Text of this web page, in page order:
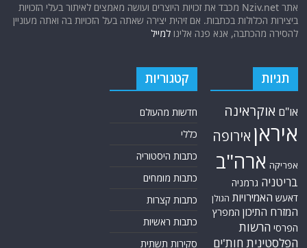
אתר Nziv.net מכבד את זכויות היוצרים ועושה מאמצים לאיתור בעלי הזכויות
ביצירות הכלולות בכתבות. אם זיהית יצירה שאתה בעל הזכויות בה ואתה מעוניין
להסירה מהכתבה, אנא פנה אלינולמייל
תגיות
או"ם אוקראינה
איראן אירופה
אפריקה ארה"ב
בריטניה גרמניה
דאעש האמירויות הגולן
המזרח התיכון המפרץ
הפרסי הרשות
הפלסטינית חות'ים
קטגוריות
חדשות מהעולם
כללי
כתבות היסטוריה
כתבות מומחים
כתבות קצרות
כתבות ראשיות
סקירות תשתית